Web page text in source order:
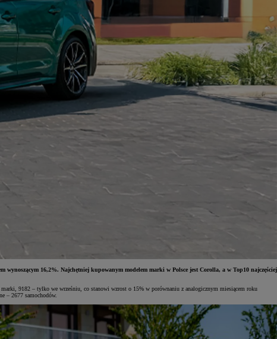
wynoszącym 16,2%. Najchętniej kupowanym modelem marki w Polsce jest Corolla, a w Top10 najczęściej
9182 – tylko we wrześniu, co stanowi wzrost o 15% w porównaniu z analogicznym miesiącem roku
– 2677 samochodów.